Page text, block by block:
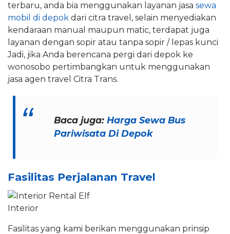
terbaru, anda bia menggunakan layanan jasa sewa
mobil di depok dari citra travel, selain menyediakan
kendaraan manual maupun matic, terdapat juga
layanan dengan sopir atau tanpa sopir / lepas kunci
Jadi, jika Anda berencana pergi dari depok ke
wonosobo pertimbangkan untuk menggunakan
jasa agen travel Citra Trans.
Baca juga:Harga Sewa Bus
Pariwisata Di Depok
Fasilitas Perjalanan Travel
Interior
Fasilitas yang kami berikan menggunakan prinsip